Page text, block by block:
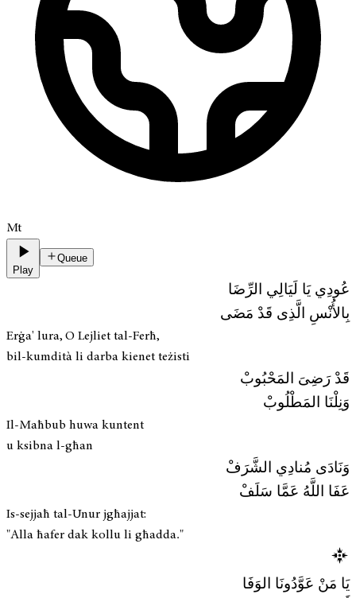
Mt
Play
Queue
عُودِي يَا لَيَالِي الرِّضَا
بِالأُنْسِ الَّذِى قَدْ مَضَى
Erġa' lura, O Lejliet tal-Ferħ,
bil-kumdità li darba kienet teżisti
قَدْ رَضِىَ المَحْبُوبْ
وَنِلْنَا المَطْلُوبْ
Il-Maħbub huwa kuntent
u ksibna l-għan
وَنَادَى مُنادِي الشَّرَفْ
عَفَا اللَّهُ عَمَّا سَلَفْ
Is-sejjaħ tal-Unur jgħajjat:
"Alla ħafer dak kollu li għadda."
يَا مَنْ عَوَّدُونَا الوَفَا